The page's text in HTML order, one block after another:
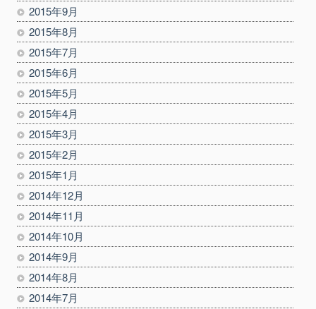
2015年9月
2015年8月
2015年7月
2015年6月
2015年5月
2015年4月
2015年3月
2015年2月
2015年1月
2014年12月
2014年11月
2014年10月
2014年9月
2014年8月
2014年7月